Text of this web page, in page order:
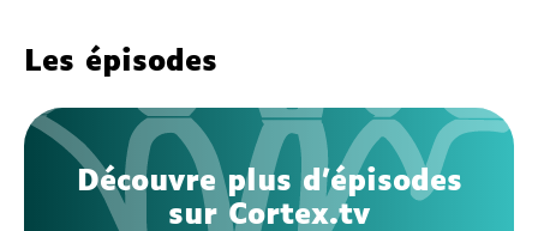
Les épisodes
Découvre plus d'épisodes
sur Cortex.tv